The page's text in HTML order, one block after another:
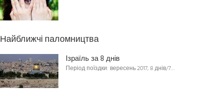
Найближчі паломництва
Ізраїль за 8 днів
Період поїздки: вересень 2017, 8 днів/7…